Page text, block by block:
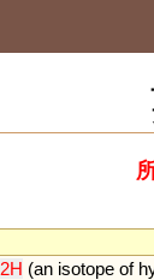
2H (an isotope of